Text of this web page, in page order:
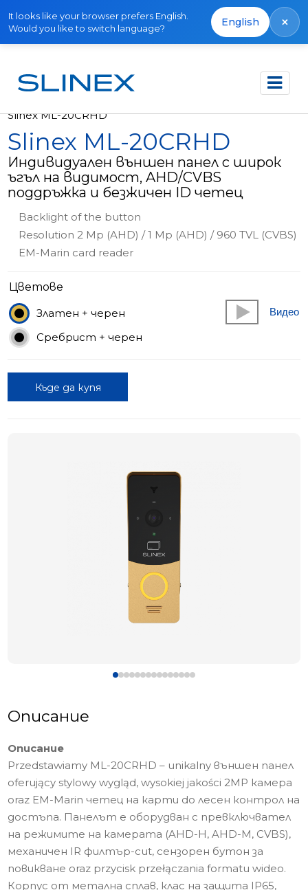
It looks like your browser prefers English.
Would you like to switch language?
English ×
Начало Продукти
Slinex ML-20CRHD
Slinex ML-20CRHD
Индивидуален външен панел с широк
ъгъл на видимост, AHD/CVBS
поддръжка и безжичен ID четец
Backlight of the button
Resolution 2 Mp (AHD) / 1 Mp (AHD) / 960 TVL (CVBS)
EM-Marin card reader
Цветове
Златен + черен
Сребрист + черен
Видео
Къде да купя
Описание
Описание
Przedstawiamy ML-20CRHD – unikalny външен панел
oferujący stylowy wygląd, wysokiej jakości 2MP камера
oraz EM-Marin четец на карти do лесен контрол на
достъпа. Панелът е оборудван с превключвател
на режимите на камерата (AHD-H, AHD-M, CVBS),
механичен IR филтър-cut, сензорен бутон за
повикване oraz przycisk przełączania formatu wideo.
Корпус от метална сплав, клас на защита IP65,